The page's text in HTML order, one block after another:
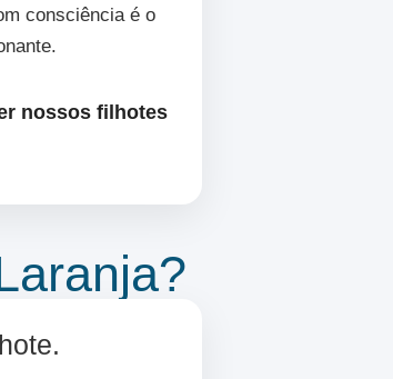
consciência é o
nossos filhotes